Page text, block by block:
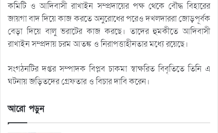
কমিটি ও আদিবাসী রাখাইন সম্প্রদায়ের পক্ষ থেকে বৌদ্ধ বিহারের
জায়গা বাদ দিয়ে কাজ করতে অনুরোধের পরেও দখলদাররা জোড়পূর্বক
বেড়া দিয়ে বালু ভরাটের কাজ করছে। তাদের হুমকীতে আদিবাসী
রাখাইন সম্প্রদায় চরম আতঙ্ক ও নিরাপত্তাহীনতার মধ্যে রয়েছে।
সংগঠনটির দপ্তর সম্পাদক বিপ্লব চাকমা স্বাক্ষরিত বিবৃতিতে তিনি এ
ঘটনায় জড়িতদের গ্রেফতার ও বিচার দাবি করেন।
আরো পড়ুন